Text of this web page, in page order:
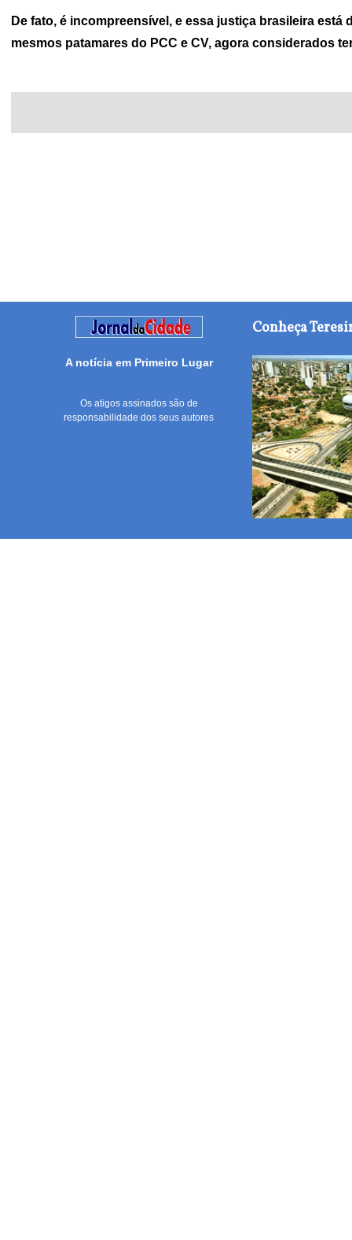
De fato, é incompreensível, e essa justiça brasileira está
mesmos patamares do PCC e CV, agora considerados
A notícia em Primeiro Lugar
Os atigos assinados são de
responsabilidade dos seus autores
Conheça